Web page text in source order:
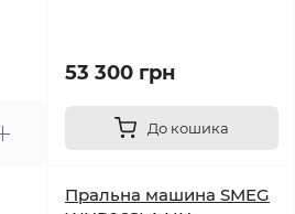
53 300 грн
До кошика
Пральна машина SMEG